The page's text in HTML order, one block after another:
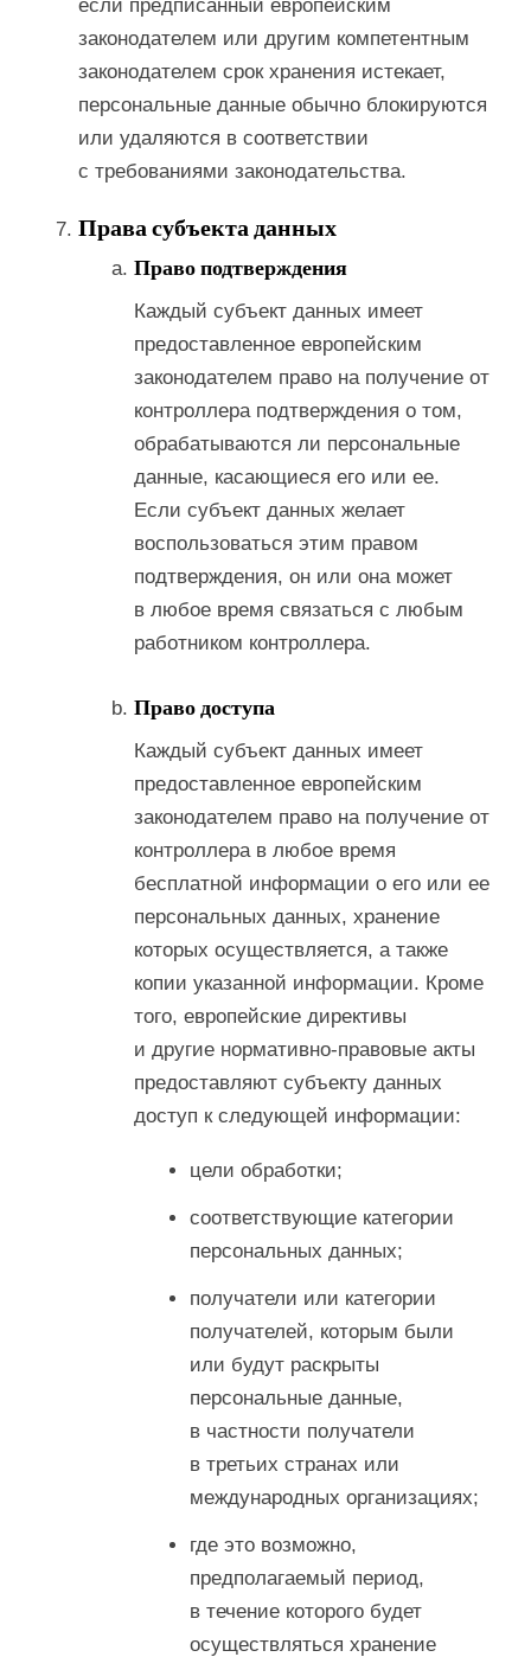
если предписанный европейским
законодателем или другим компетентным
законодателем срок хранения истекает,
персональные данные обычно блокируются
или удаляются в соответствии
с требованиями законодательства.
Права субъекта данных
Право подтверждения
Каждый субъект данных имеет
предоставленное европейским
законодателем право на получение от
контроллера подтверждения о том,
обрабатываются ли персональные
данные, касающиеся его или ее.
Если субъект данных желает
воспользоваться этим правом
подтверждения, он или она может
в любое время связаться с любым
работником контроллера.
Право доступа
Каждый субъект данных имеет
предоставленное европейским
законодателем право на получение от
контроллера в любое время
бесплатной информации о его или ее
персональных данных, хранение
которых осуществляется, а также
копии указанной информации. Кроме
того, европейские директивы
и другие нормативно-правовые акты
предоставляют субъекту данных
доступ к следующей информации:
цели обработки;
соответствующие категории
персональных данных;
получатели или категории
получателей, которым были
или будут раскрыты
персональные данные,
в частности получатели
в третьих странах или
международных организациях;
где это возможно,
предполагаемый период,
в течение которого будет
осуществляться хранение